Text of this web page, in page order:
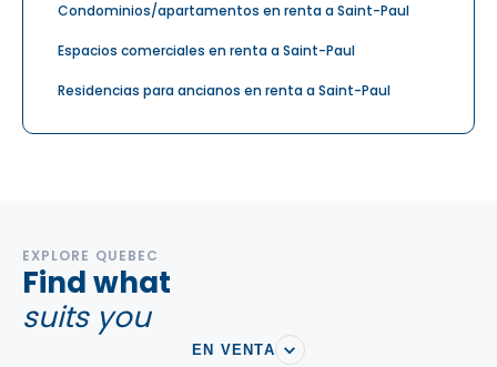
Condominios/apartamentos en renta a Saint-Paul
Espacios comerciales en renta a Saint-Paul
Residencias para ancianos en renta a Saint-Paul
EXPLORE QUEBEC
Find what
suits you
EN VENTA